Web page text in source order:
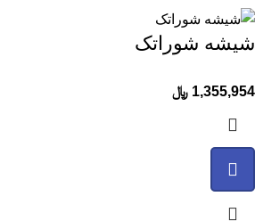
شیشه شوراتک
1,355,954 ﷼